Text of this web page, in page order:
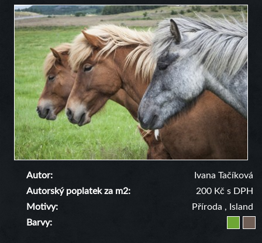
Autor
Ivana Tačíková
Autorský poplatek za m2
200 Kč s DPH
Motivy
Příroda , Island
Barvy